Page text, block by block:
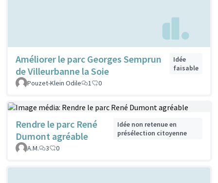
Améliorer le parc Georges Semprun
de Villeurbanne la Soie
Idée
faisable
Pouzet-Klein Odile
1 0
Rendre le parc René
Dumont agréable
Idée non retenue en
présélection citoyenne
A.M.
3 0